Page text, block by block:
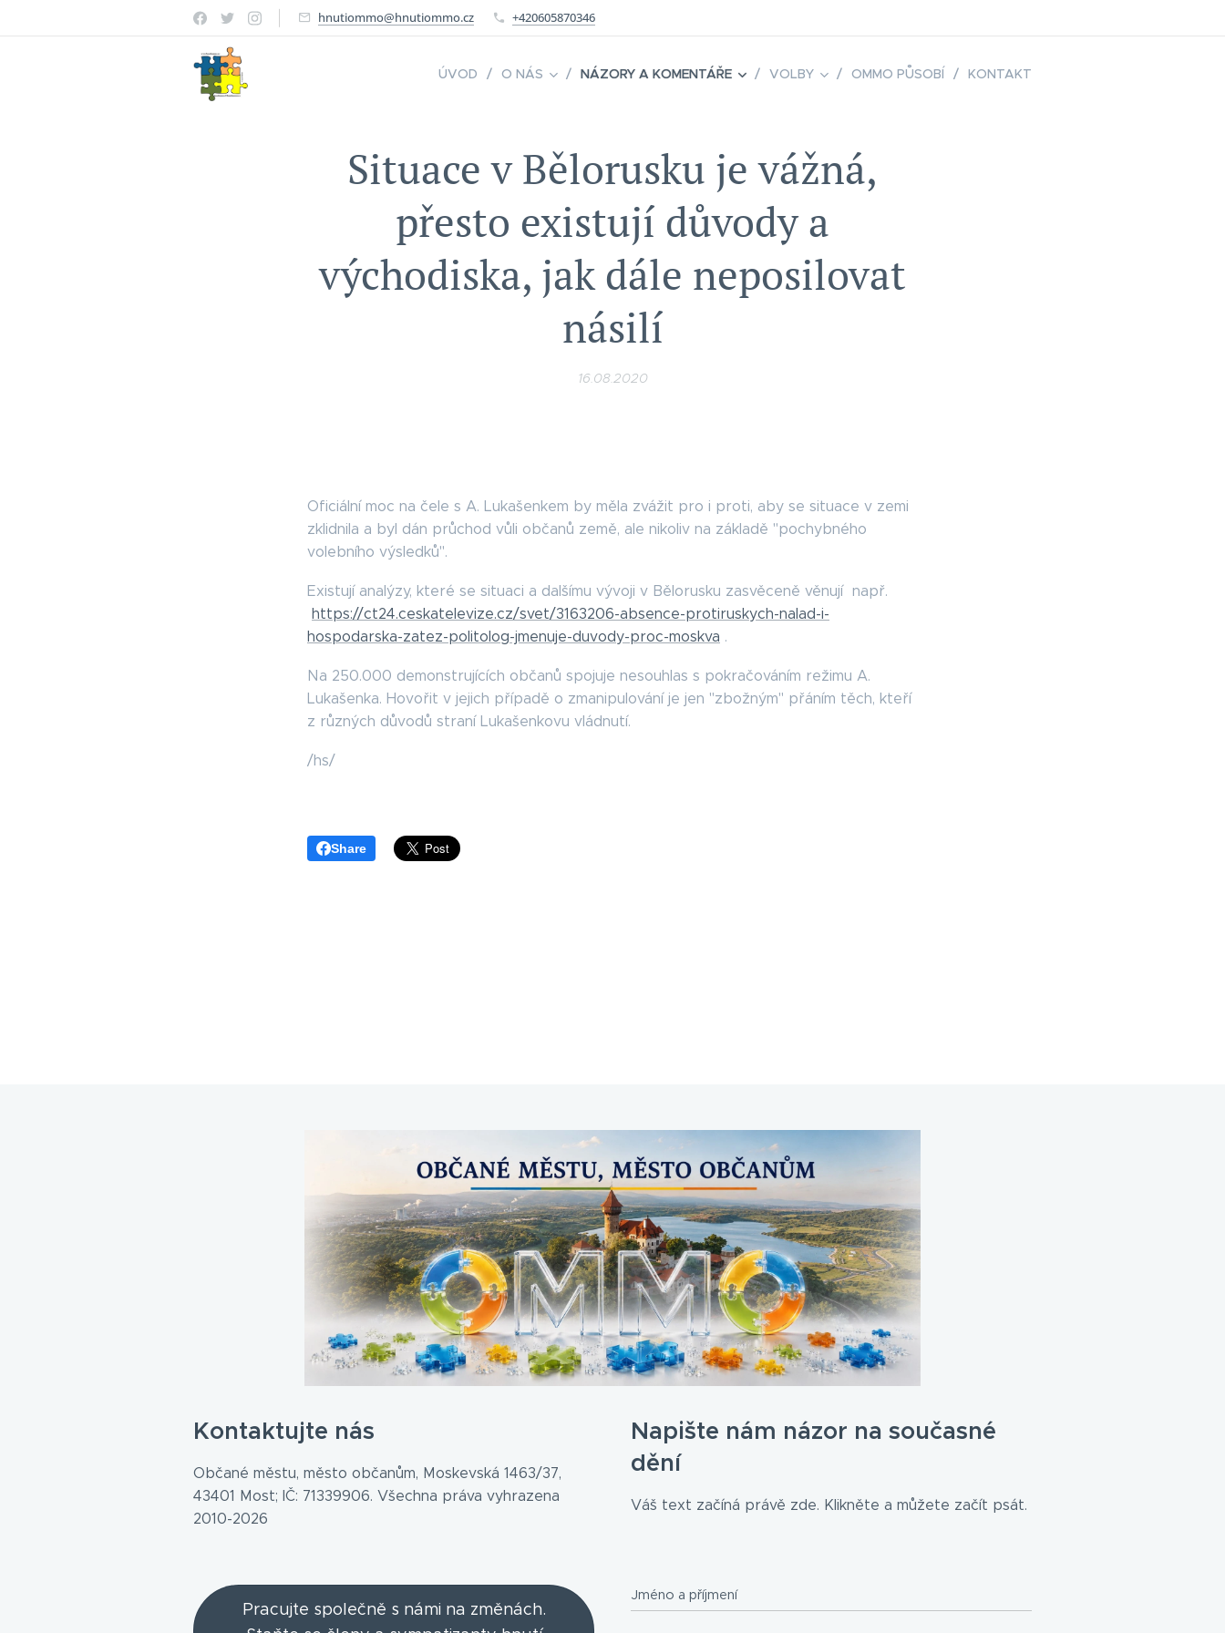
hnutiommo@hnutiommo.cz +420605870346
ÚVOD O NÁS NÁZORY A KOMENTÁŘE VOLBY OMMO PŮSOBÍ KONTAKT
Situace v Bělorusku je vážná,
přesto existují důvody a
východiska, jak dále neposilovat
násilí
16.08.2020
Oficiální moc na čele s A. Lukašenkem by měla zvážit pro i proti, aby se situace v zemi
zklidnila a byl dán průchod vůli občanů země, ale nikoliv na základě "pochybného
volebního výsledků".
Existují analýzy, které se situaci a dalšímu vývoji v Bělorusku zasvěceně věnují např.
https://ct24.ceskatelevize.cz/svet/3163206-absence-protiruskych-nalad-i-
hospodarska-zatez-politolog-jmenuje-duvody-proc-moskva .
Na 250.000 demonstrujících občanů spojuje nesouhlas s pokračováním režimu A.
Lukašenka. Hovořit v jejich případě o zmanipulování je jen "zbožným" přáním těch, kteří
z různých důvodů straní Lukašenkovu vládnutí.
/hs/
Share
Kontaktujte nás
Občané městu, město občanům, Moskevská 1463/37,
43401 Most; IČ: 71339906. Všechna práva vyhrazena
2010-2026
Pracujte společně s námi na změnách.
Napište nám názor na současné
dění
Váš text začíná právě zde. Klikněte a můžete začít psát.
Jméno a příjmení